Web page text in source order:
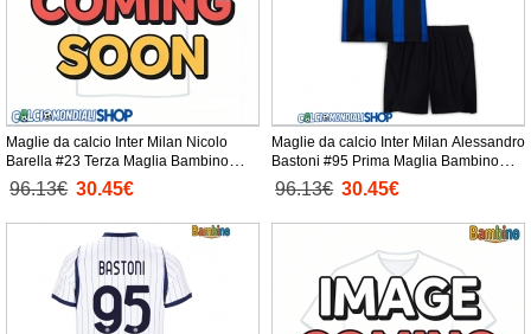
Maglie da calcio Inter Milan Nicolo
Barella #23 Terza Maglia Bambino
2026-27 Manica Corta + Pantaloni
corti)
96.13€ 30.45€
Maglie da calcio Inter Milan Alessandro
Bastoni #95 Prima Maglia Bambino
2026-27 Manica Corta + Pantaloni
corti)
96.13€ 30.45€